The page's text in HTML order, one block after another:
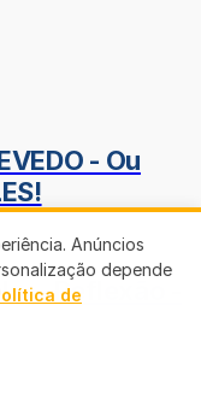
- Ou
- Reflexão -
Anúncios
depende
de